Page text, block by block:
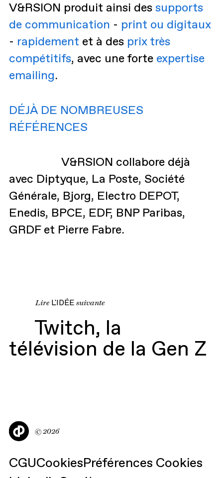
V&RSION produit ainsi des supports
de communication - print ou digitaux
- rapidement et à des prix très
compétitifs, avec une forte expertise
emailing.
DÉJÀ DE NOMBREUSES
RÉFÉRENCES
V&RSION collabore déjà
avec Diptyque, La Poste, Société
Générale, Bjorg, Electro DEPOT,
Enedis, BPCE, EDF, BNP Paribas,
GRDF et Pierre Fabre.
Lire L'IDÉEsuivante
Twitch, la
télévision de la Gen Z
Twitch, la
télévision de la Gen Z
Castor
Pollux
© 2026
CGUCookiesPréférences Cookies